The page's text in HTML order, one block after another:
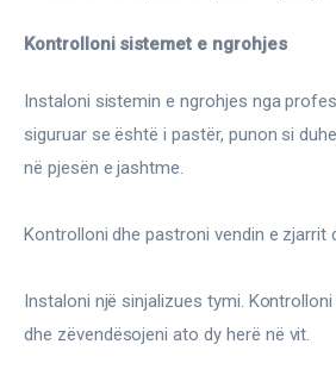
Semundjet e zemres
Të njohim ilaçet/
Kontrolloni sistemet e ngrohjes
Instaloni sistemin e ngrohjes nga
siguruar se është i pastër, punon si
në pjesën e jashtme.
Kontrolloni dhe pastroni vendin e zjarrit
Instaloni një sinjalizues tymi.
dhe zëvendësojeni ato dy herë në vit.